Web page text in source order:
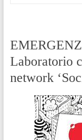
Laboratorio
network